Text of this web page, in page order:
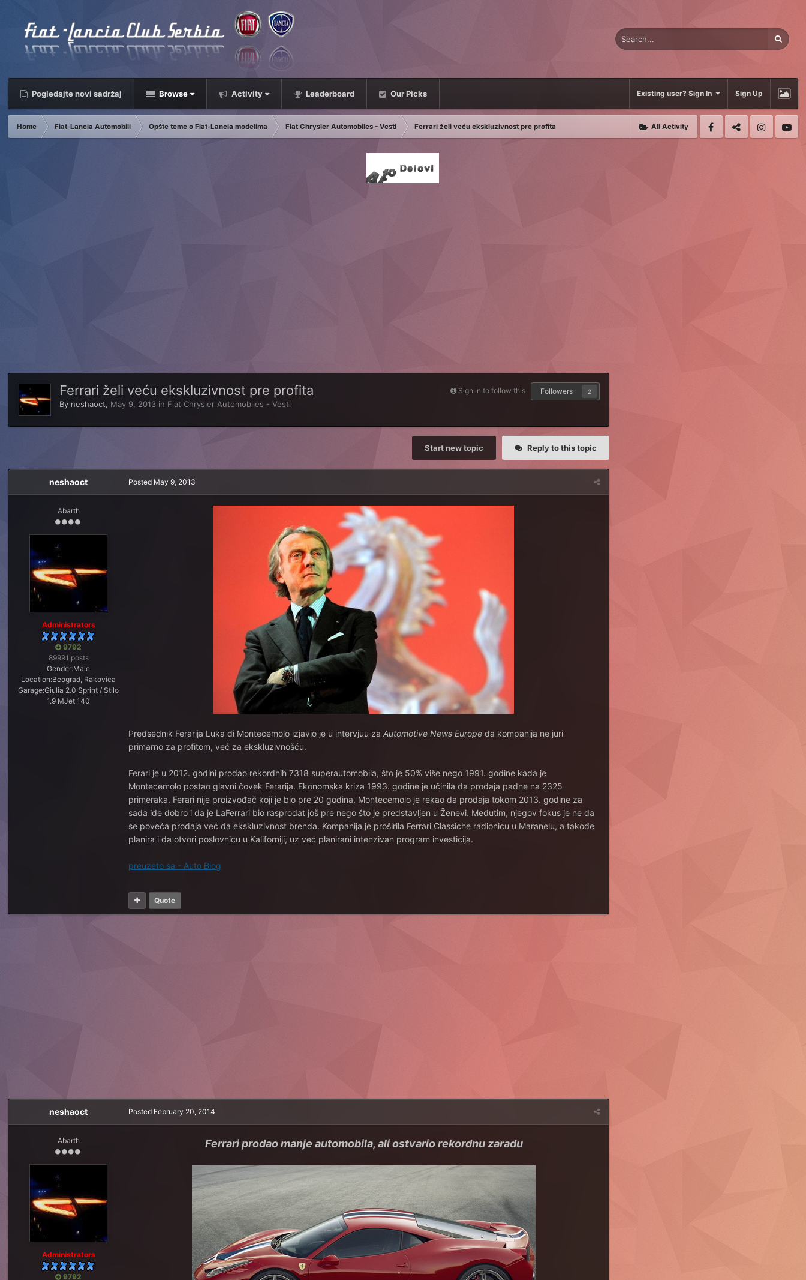
Pogledajte novi sadržaj Browse Activity Leaderboard Our Picks Existing user? Sign In Sign Up
All Activity
Home Fiat-Lancia Automobili Opšte teme o Fiat-Lancia modelima Fiat Chrysler Automobiles - Vesti Ferrari želi veću ekskluzivnost pre profita
Sign in to follow this Followers 2
Ferrari želi veću ekskluzivnost pre profita
By neshaoct, May 9, 2013 in Fiat Chrysler Automobiles - Vesti
Reply to this topic
Start new topic
neshaoct
Abarth
Administrators
9792
89991 posts
Gender:Male
Location:Beograd, Rakovica
Garage:Giulia 2.0 Sprint / Stilo
1.9 MJet 140
Posted May 9, 2013
Predsednik Ferarija Luka di Montecemolo izjavio je u intervjuu zaAutomotive News Europe da kompanija ne juri
primarno za profitom, već za ekskluzivnošću.
Ferari je u 2012. godini prodao rekordnih 7318 superautomobila, što je 50% više nego 1991. godine kada je
Montecemolo postao glavni čovek Ferarija. Ekonomska kriza 1993. godine je učinila da prodaja padne na 2325
primeraka. Ferari nije proizvođač koji je bio pre 20 godina. Montecemolo je rekao da prodaja tokom 2013. godine za
sada ide dobro i da je LaFerrari bio rasprodat još pre nego što je predstavljen u Ženevi. Međutim, njegov fokus je ne da
se poveća prodaja već da ekskluzivnost brenda. Kompanija je proširila Ferrari Classiche radionicu u Maranelu, a takođe
planira i da otvori poslovnicu u Kaliforniji, uz već planirani intenzivan program investicija.
preuzeto sa - Auto Blog
Quote
neshaoct
Abarth
Administrators
9792
Posted February 20, 2014
Ferrari prodao manje automobila, ali ostvario rekordnu zaradu